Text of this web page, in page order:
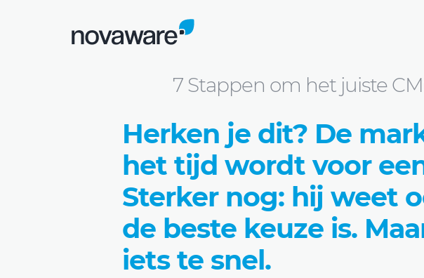
Blog 7 Stappen om het juiste CMS te kiezen
7 Stappen om het juiste
Herken je dit? De
het tijd wordt voor
Sterker nog: hij weet
de beste keuze is.
iets te snel.